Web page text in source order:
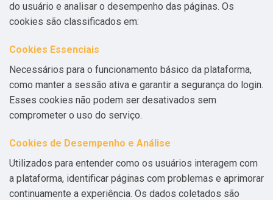
do usuário e analisar o desempenho das páginas. Os
cookies são classificados em:
Cookies Essenciais
Necessários para o funcionamento básico da plataforma,
como manter a sessão ativa e garantir a segurança do login.
Esses cookies não podem ser desativados sem
comprometer o uso do serviço.
Cookies de Desempenho e Análise
Utilizados para entender como os usuários interagem com
a plataforma, identificar páginas com problemas e aprimorar
continuamente a experiência. Os dados coletados são